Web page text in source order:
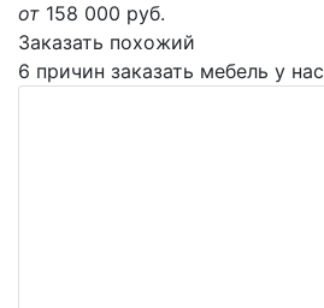
от 158 000 руб.
Заказать похожий
6 причин заказать мебель у нас